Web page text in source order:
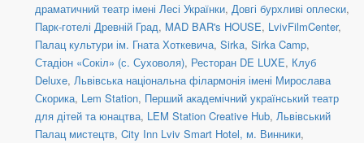
драматичний театр імені Лесі Українки, Довгі бурхливі оплески,
Парк-готелі Древній Град, MAD BAR's HOUSE, LvivFilmCenter,
Палац культури ім. Гната Хоткевича, Sirka, Sirka Camp,
Стадіон «Сокіл» (с. Суховоля), Ресторан DE LUXE, Клуб
Deluxe, Львівська національна філармонія імені Мирослава
Скорика, Lem Station, Перший академічний український театр
для дітей та юнацтва, LEM Station Creative Hub, Львівський
Палац мистецтв, City Inn Lviv Smart Hotel, м. Винники,